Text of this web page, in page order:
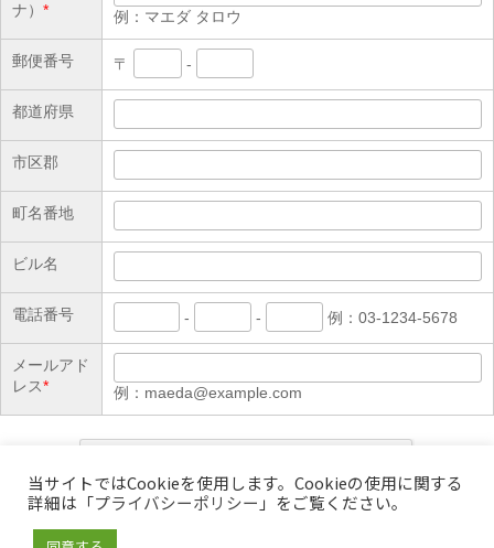
ナ） * 例：マエダ タロウ
郵便番号 〒 -
都道府県
市区郡
町名番地
ビル名
電話番号 - - 例：03-1234-5678
メールアド
レス* 例：maeda@example.com
当サイトではCookieを使用します。Cookieの使用に関する
詳細は「プライバシーポリシー 」をご覧ください。